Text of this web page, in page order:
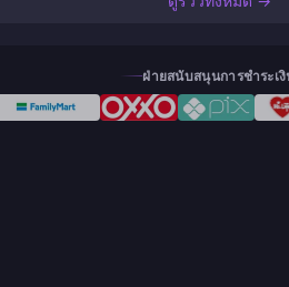
ฝ่ายสนับสนุนการชำระเ